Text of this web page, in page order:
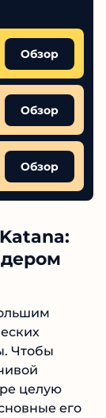
Обзор
Обзор
Обзор
Чтобы